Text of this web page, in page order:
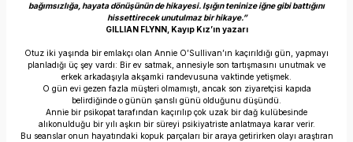
bağımsızlığa, hayata dönüşünün de hikayesi. Işığın teninize iğne gibi battığını
hissettirecek unutulmaz bir hikaye.”
GILLIAN FLYNN, Kayıp Kız’ın yazarı
Otuz iki yaşında bir emlakçı olan Annie O’Sullivan’ın kaçırıldığı gün, yapmayı
planladığı üç şey vardı: Bir ev satmak, annesiyle son tartışmasını unutmak ve
erkek arkadaşıyla akşamki randevusuna vaktinde yetişmek.
O gün evi gezen fazla müşteri olmamıştı, ancak son ziyaretçisi kapıda
belirdiğinde o günün şanslı günü olduğunu düşündü.
Annie bir psikopat tarafından kaçırılıp çok uzak bir dağ kulübesinde
alıkonulduğu bir yılı aşkın bir süreyi psikiyatriste anlatmaya karar verir.
Bu seanslar onun hayatındaki kopuk parçaları bir araya getirirken olayı araştıran